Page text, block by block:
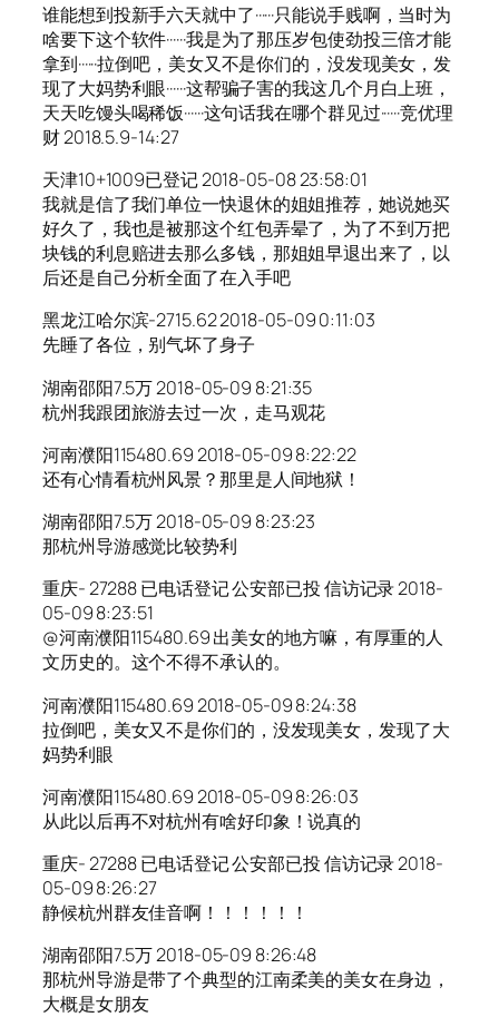
谁能想到投新手六天就中了······只能说手贱啊，当时为
啥要下这个软件······我是为了那压岁包使劲投三倍才能
拿到······拉倒吧，美女又不是你们的，没发现美女，发
现了大妈势利眼······这帮骗子害的我这几个月白上班，
天天吃馒头喝稀饭······这句话我在哪个群见过······竞优理
财 2018.5.9-14:27
天津10+1009已登记 2018-05-08 23:58:01
我就是信了我们单位一快退休的姐姐推荐，她说她买
好久了，我也是被那这个红包弄晕了，为了不到万把
块钱的利息赔进去那么多钱，那姐姐早退出来了，以
后还是自己分析全面了在入手吧
黑龙江哈尔滨-2715.62 2018-05-09 0:11:03
先睡了各位，别气坏了身子
湖南邵阳7.5万 2018-05-09 8:21:35
杭州我跟团旅游去过一次，走马观花
河南濮阳115480.69 2018-05-09 8:22:22
还有心情看杭州风景？那里是人间地狱！
湖南邵阳7.5万 2018-05-09 8:23:23
那杭州导游感觉比较势利
重庆- 27288 已电话登记 公安部已投 信访记录 2018-
05-09 8:23:51
@河南濮阳115480.69 出美女的地方嘛，有厚重的人
文历史的。这个不得不承认的。
河南濮阳115480.69 2018-05-09 8:24:38
拉倒吧，美女又不是你们的，没发现美女，发现了大
妈势利眼
河南濮阳115480.69 2018-05-09 8:26:03
从此以后再不对杭州有啥好印象！说真的
重庆- 27288 已电话登记 公安部已投 信访记录 2018-
05-09 8:26:27
静候杭州群友佳音啊！！！！！！
湖南邵阳7.5万 2018-05-09 8:26:48
那杭州导游是带了个典型的江南柔美的美女在身边，
大概是女朋友